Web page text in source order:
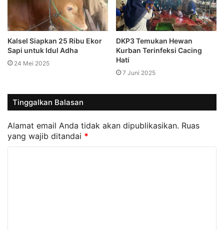
Kalsel Siapkan 25 Ribu Ekor
Sapi untuk Idul Adha
24 Mei 2025
DKP3 Temukan Hewan
Kurban Terinfeksi Cacing
Hati
7 Juni 2025
Tinggalkan Balasan
Alamat email Anda tidak akan dipublikasikan. Ruas
yang wajib ditandai *